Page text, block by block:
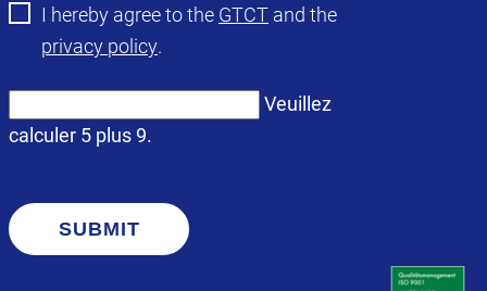
I hereby agree to the GTCT and the
privacy policy.
Veuillez
calculer 5 plus 9.
SUBMIT